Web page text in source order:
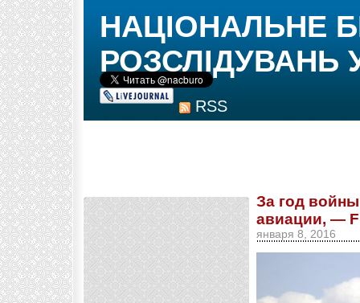
RSS
НАЦІОНАЛЬНЕ
РОЗСЛІДУВАНЬ
За год
авиации, —
января 8, 2016